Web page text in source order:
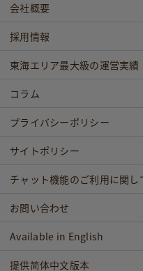
会社概要
採用情報
東海エリア最大級の運営実績
コラム
プライバシーポリシー
サイトポリシー
チャット機能のご利用に関し
お問い合わせ
Available in English
提供简体中文版本